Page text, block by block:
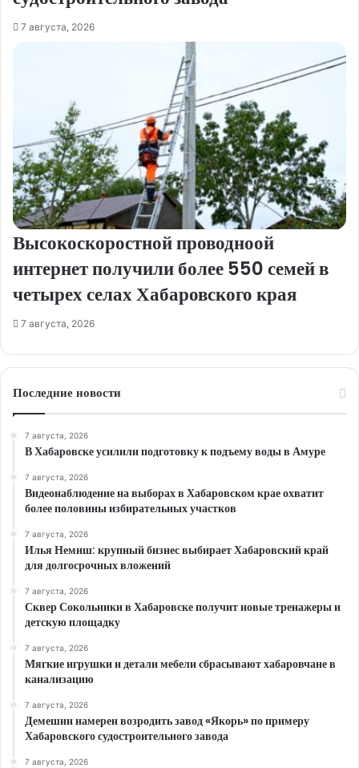
7 августа, 2026
Высокоскоростной проводноой
интернет получили более 550 семей в
четырех селах Хабаровского края
7 августа, 2026
Последние новости
7 августа, 2026
В Хабаровске усилили подготовку к подъему воды в Амуре
7 августа, 2026
Видеонаблюдение на выборах в Хабаровском крае охватит
более половины избирательных участков
7 августа, 2026
Илья Немиш: крупный бизнес выбирает Хабаровский край
для долгосрочных вложений
7 августа, 2026
Сквер Сокольники в Хабаровске получит новые тренажеры и
детскую площадку
7 августа, 2026
Мягкие игрушки и детали мебели сбрасывают хабаровчане в
канализацию
7 августа, 2026
Демешин намерен возродить завод «Якорь» по примеру
Хабаровского судостроительного завода
7 августа, 2026